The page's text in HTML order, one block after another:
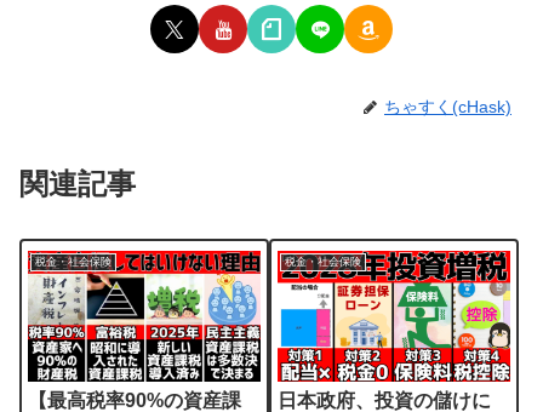
ちゃすく(cHask)
関連記事
税金・社会保険
【最高税率90%の資産課
税金・社会保険
日本政府、投資の儲けに